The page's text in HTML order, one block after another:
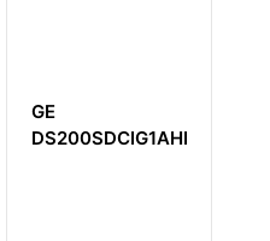
GE
DS200SDCIG1AHB